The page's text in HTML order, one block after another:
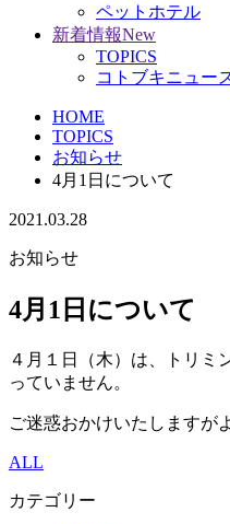
ペットホテル
新着情報New
TOPICS
コトブキニュー
HOME
TOPICS
お知らせ
4月1日について
2021.03.28
お知らせ
4月1日について
４月１日（木）は、トリミ
っていません。
ご迷惑おかけいたしますが
ALL
カテゴリー